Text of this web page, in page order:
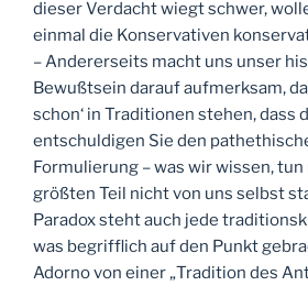
dieser Verdacht wiegt schwer,
einmal die Konservativen
– Andererseits macht uns unser
Bewußtsein darauf aufmerksam,
schon‘ in Traditionen stehen, dass
entschuldigen Sie den
Formulierung – was wir wissen,
größten Teil nicht von uns selbst
Paradox steht auch jede
was begrifflich auf den Punkt
Adorno von einer „Tradition des